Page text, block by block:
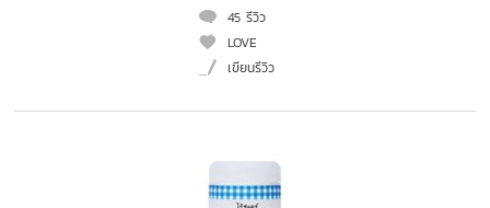
45 รีวิว
LOVE
เขียนรีวิว